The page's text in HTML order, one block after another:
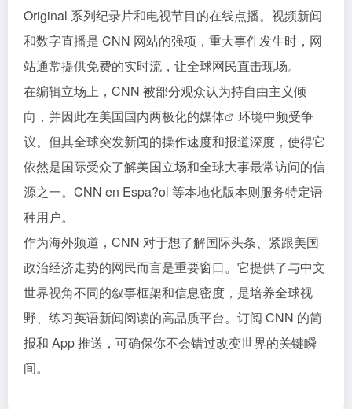
Original 系列纪录片和电视节目的在线点播。视频新闻
和数字直播是 CNN 网站的强项，重大事件发生时，网
站通常提供免费的实时流，让全球网民直击现场。
在编辑立场上，CNN 被部分观众认为持自由主义倾
向，并因此在美国国内两极化的媒体
环境中频受争
议。但其全球突发新闻的操作速度和报道深度，使得它
依然是国际受众了解美国立场和全球大事最常访问的信
源之一。CNN en Espa?ol 等本地化版本则服务特定语
种用户。
作为海外频道，CNN 对于想了解国际头条、紧跟美国
政治经济走势的网民而言是重要窗口。它提供了与中文
世界视角不同的叙事框架和信息密度，是培养全球视
野、练习英语新闻阅读的高品质平台。订阅 CNN 的简
报和 App 推送，可确保你不会错过改变世界的关键瞬
间。